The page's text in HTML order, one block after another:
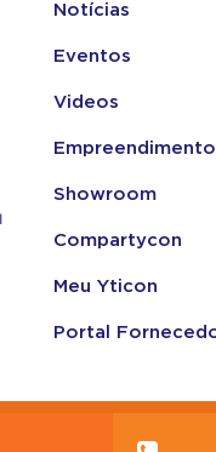
Notícias
Eventos
Videos
Showroom
Compartycon
Meu Yticon
Portal